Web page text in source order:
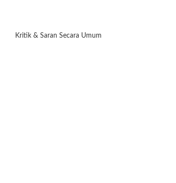
Kritik & Saran Secara Umum